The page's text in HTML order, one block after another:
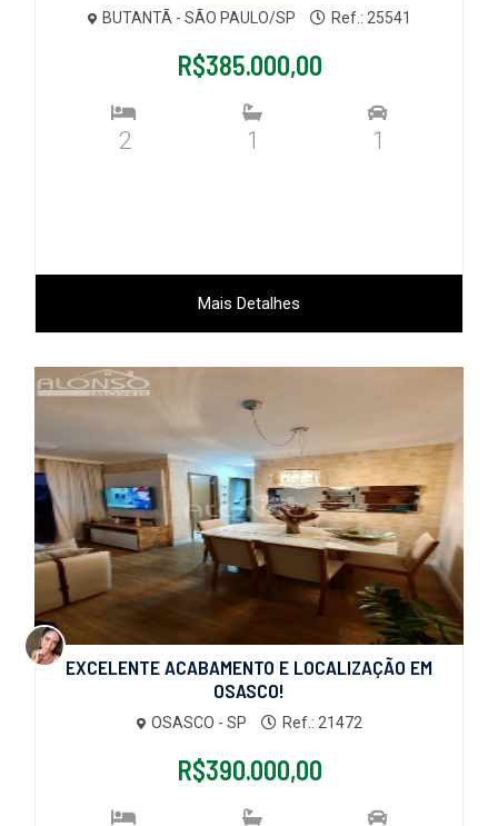
BUTANTÃ - SÃO PAULO/SP Ref.: 25541
R$385.000,00
2 1 1
Mais Detalhes
EXCELENTE ACABAMENTO E LOCALIZAÇÃO EM
OSASCO!
OSASCO - SP Ref.: 21472
R$390.000,00